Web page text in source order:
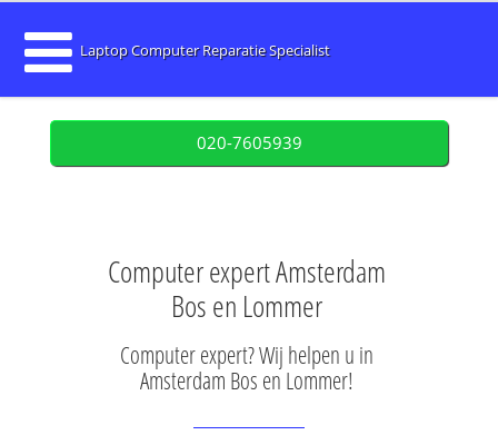
Laptop Computer Reparatie Specialist
020-7605939
Computer expert Amsterdam
Bos en Lommer
Computer expert? Wij helpen u in
Amsterdam Bos en Lommer!